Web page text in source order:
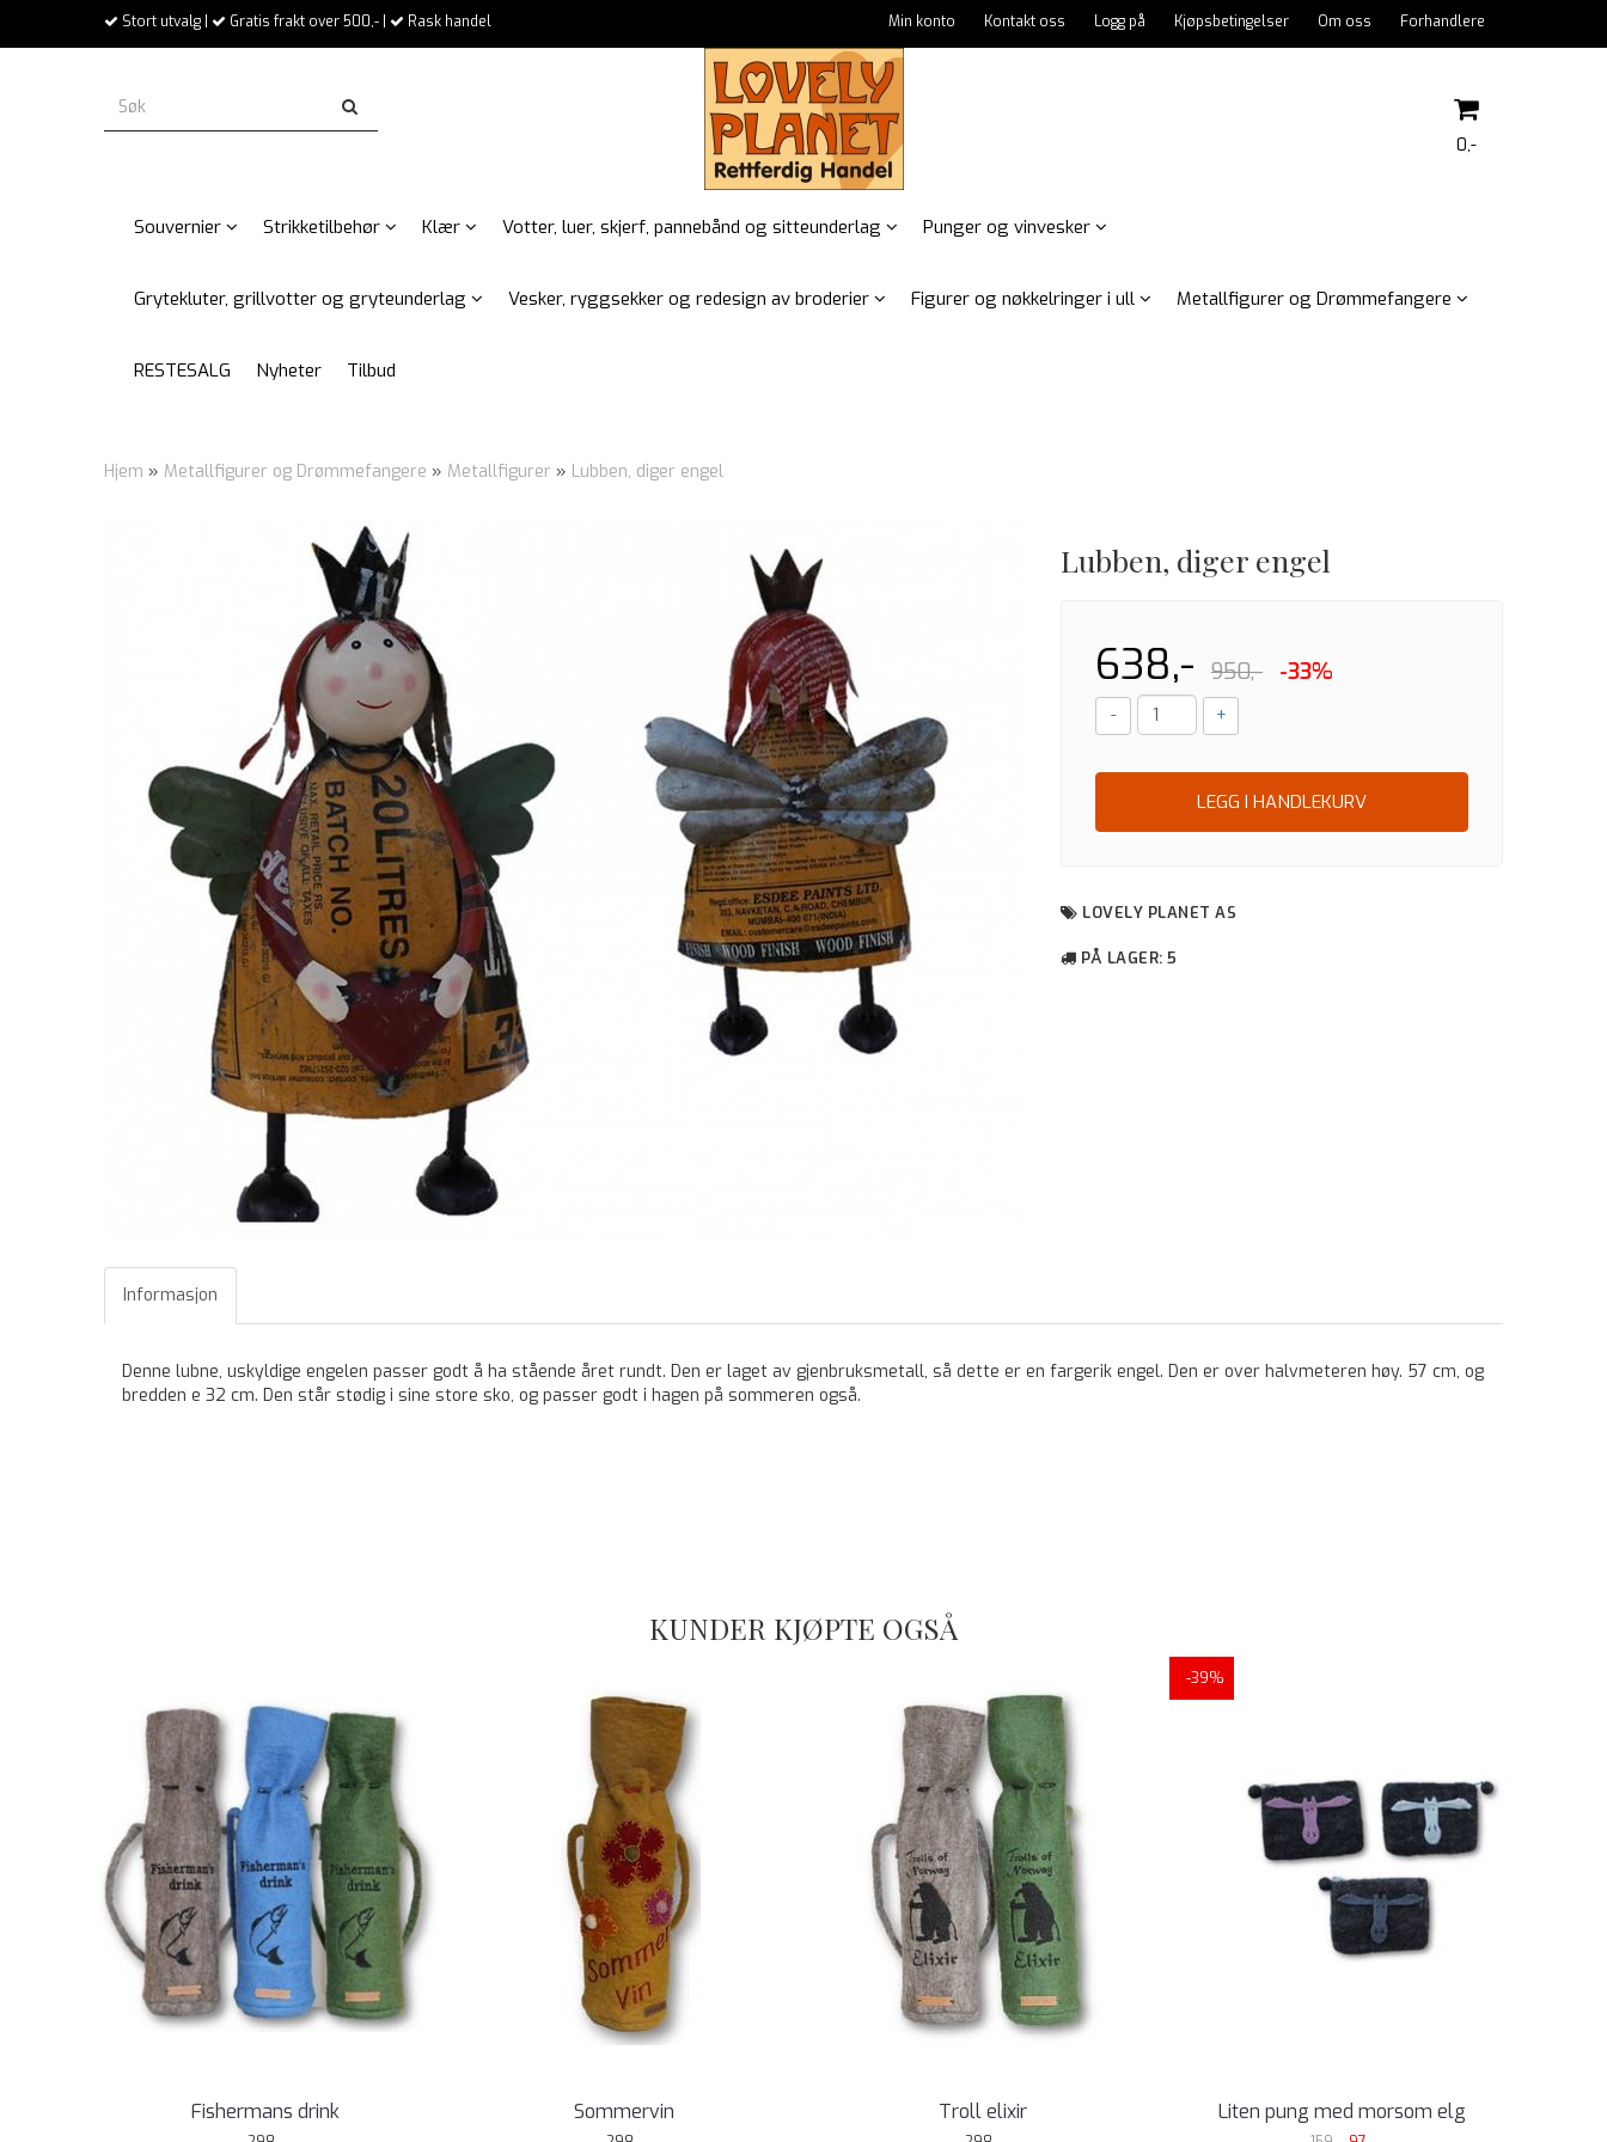
Stort utvalg | Gratis frakt over 500,- | Rask handel Min konto Kontakt oss Logg på Kjøpsbetingelser Om oss Forhandlere
0,-
Souvernier Strikketilbehør Klær Votter, luer, skjerf, pannebånd og sitteunderlag Punger og vinvesker
Grytekluter, grillvotter og gryteunderlag Vesker, ryggsekker og redesign av broderier Figurer og nøkkelringer i ull Metallfigurer og Drømmefangere
RESTESALG Nyheter Tilbud
Hjem » Metallfigurer og Drømmefangere » Metallfigurer » Lubben, diger engel
Lubben, diger engel
638,- 950,- -33%
- +
LEGG I HANDLEKURV
LOVELY PLANET AS
PÅ LAGER: 5
Informasjon
Denne lubne, uskyldige engelen passer godt å ha stående året rundt. Den er laget av gjenbruksmetall, så dette er en fargerik engel. Den er over halvmeteren høy. 57 cm, og
bredden e 32 cm. Den står stødig i sine store sko, og passer godt i hagen på sommeren også.
KUNDER KJØPTE OGSÅ
Fishermans drink Sommervin Troll elixir
-39%
Liten pung med morsom elg